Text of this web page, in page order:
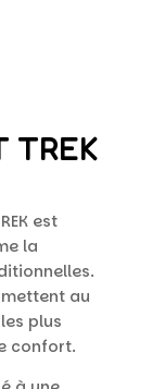
TREK
est
la
au
plus
confort.